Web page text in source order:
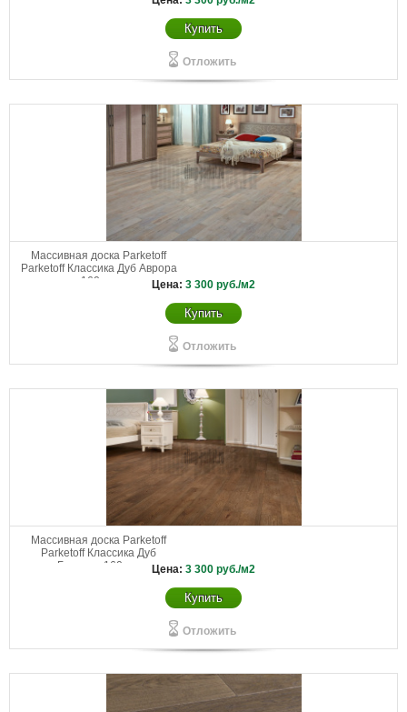
Купить
Отложить
Массивная доска Parketoff
Parketoff Классика Дуб Аврора
160 мм
Цена: 3 300 руб./м2
Купить
Отложить
Массивная доска Parketoff
Parketoff Классика Дуб
Богемия 160 мм
Цена: 3 300 руб./м2
Купить
Отложить